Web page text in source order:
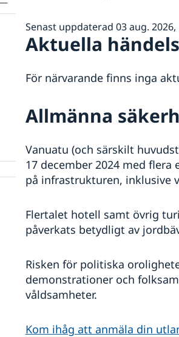
Senast uppdaterad 03 aug. 2026,
Aktuella
För närvarande finns inga
Allmänna
Vanuatu (och särskilt
17 december 2024 med
på infrastrukturen, inklusive
Flertalet hotell samt övrig
påverkats betydligt av
Risken för politiska
demonstrationer och
våldsamheter.
Kom ihåg att anmäla din